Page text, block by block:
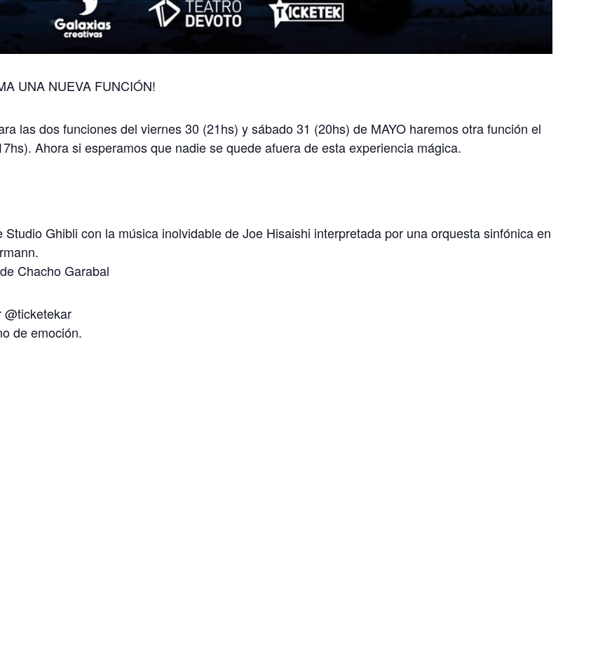
UNA NUEVA FUNCIÓN!
las dos funciones del viernes 30 (21hs) y sábado 31 (20hs) de MAYO haremos otra función el
Ahora si esperamos que nadie se quede afuera de esta experiencia mágica.
Ghibli con la música inolvidable de Joe Hisaishi interpretada por una orquesta sinfónica en
Chacho Garabal
@ticketekar
de emoción.